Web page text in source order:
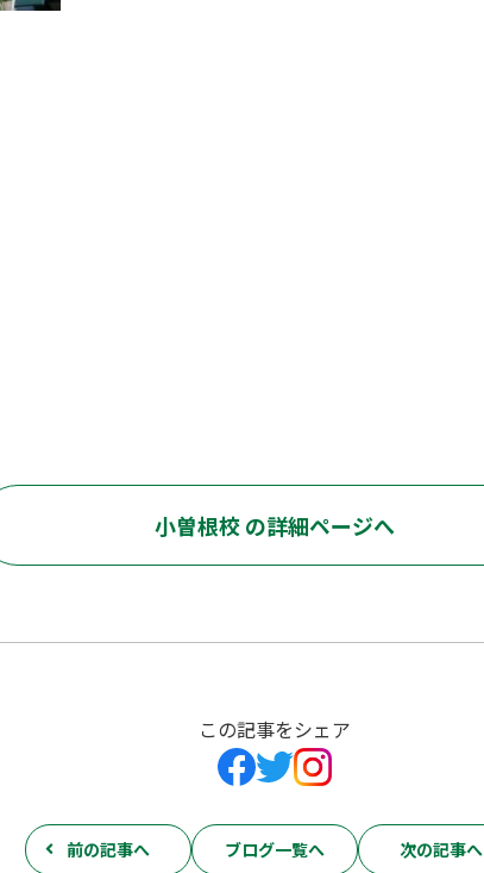
小曽根校 の詳細ページへ
この記事をシェア
前の記事へ ブログ一覧へ 次の記事へ